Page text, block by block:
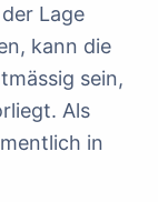
Lage
kann die
sein,
Als
in